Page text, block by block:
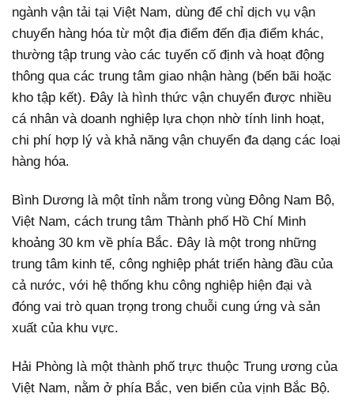
ngành vận tải tại Việt Nam, dùng để chỉ dịch vụ vận
chuyển hàng hóa từ một địa điểm đến địa điểm khác,
thường tập trung vào các tuyến cố định và hoạt động
thông qua các trung tâm giao nhận hàng (bến bãi hoặc
kho tập kết). Đây là hình thức vận chuyển được nhiều
cá nhân và doanh nghiệp lựa chọn nhờ tính linh hoạt,
chi phí hợp lý và khả năng vận chuyển đa dạng các loại
hàng hóa.
Bình Dương là một tỉnh nằm trong vùng Đông Nam Bộ,
Việt Nam, cách trung tâm Thành phố Hồ Chí Minh
khoảng 30 km về phía Bắc. Đây là một trong những
trung tâm kinh tế, công nghiệp phát triển hàng đầu của
cả nước, với hệ thống khu công nghiệp hiện đại và
đóng vai trò quan trọng trong chuỗi cung ứng và sản
xuất của khu vực.
Hải Phòng là một thành phố trực thuộc Trung ương của
Việt Nam, nằm ở phía Bắc, ven biển của vịnh Bắc Bộ.